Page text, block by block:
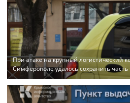
При атаке на крупный логистический
Симферополе удалось сохранить часть